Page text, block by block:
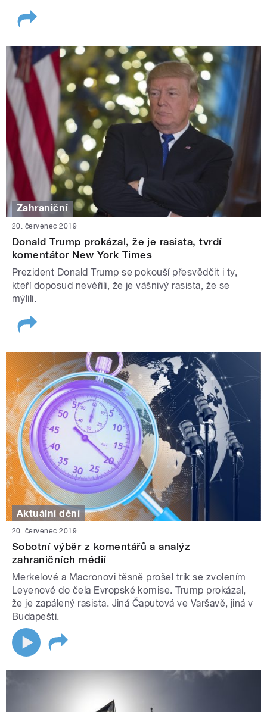
Zahraniční
20. červenec 2019
Donald Trump prokázal, že je rasista, tvrdí
komentátor New York Times
Prezident Donald Trump se pokouší přesvědčit i ty,
kteří doposud nevěřili, že je vášnivý rasista, že se
mýlili.
Aktuální dění
20. červenec 2019
Sobotní výběr z komentářů a analýz
zahraničních médií
Merkelové a Macronovi těsně prošel trik se zvolením
Leyenové do čela Evropské komise. Trump prokázal,
že je zapálený rasista. Jiná Čaputová ve Varšavě, jiná v
Budapešti.